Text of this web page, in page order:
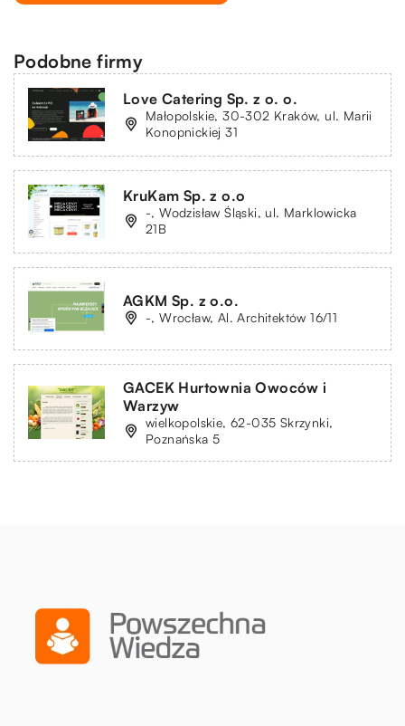
Podobne firmy
Love Catering Sp. z o. o.
Małopolskie, 30-302 Kraków, ul. Marii
Konopnickiej 31
KruKam Sp. z o.o
-, Wodzisław Śląski, ul. Marklowicka
21B
AGKM Sp. z o.o.
-, Wrocław, Al. Architektów 16/11
GACEK Hurtownia Owoców i
Warzyw
wielkopolskie, 62-035 Skrzynki,
Poznańska 5